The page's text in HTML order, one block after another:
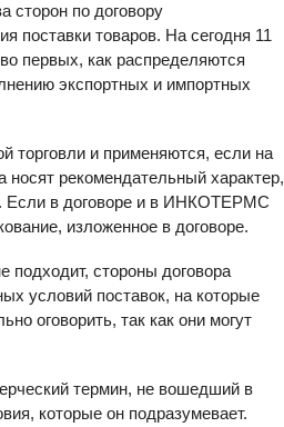
сторон по договору
поставки товаров. На сегодня 11
первых, как распределяются
экспортных и импортных
и применяются, если на
носят рекомендательный характер,
Если в договоре и в ИНКОТЕРМС
изложенное в договоре.
подходит, стороны договора
условий поставок, на которые
оговорить, так как они могут
термин, не вошедший в
которые он подразумевает.